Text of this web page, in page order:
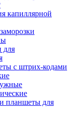
капиллярной
для
с штрих-кодами
планшеты для